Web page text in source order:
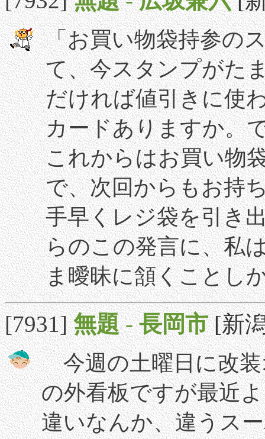
「お買い物袋持参の
て、今スタンプがた
だければ値引きに使
カードありますか。
これからはお買い物
で、次回からもお持
手早くレジ袋を引き
らのこの発言に、私
ま曖昧に頷くことし
[7931]無題-長岡市 [新
今週の土曜日に改装
の外看板ですが最近
違いなんか、違うス